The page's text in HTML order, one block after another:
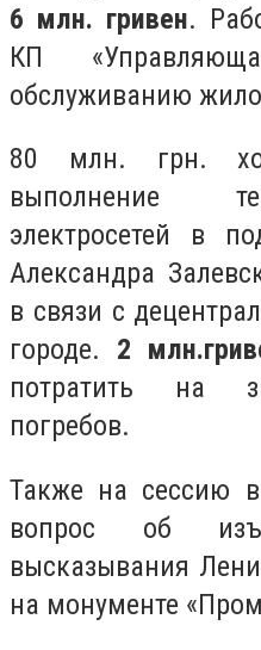
6 млн. гривен.
КП
обслуживанию
80 млн. грн.
выполнение
электросетей в
Александра
в связи с
городе. 2
потратить на
погребов.
Также на сессию
вопрос об
высказывания
на монументе